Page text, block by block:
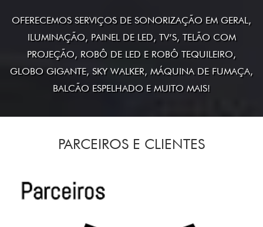
OFERECEMOS SERVIÇOS DE SONORIZAÇÃO EM GERAL,
ILUMINAÇÃO, PAINEL DE LED, TV’S, TELÃO COM
PROJEÇÃO, ROBÔ DE LED E ROBÔ TEQUILEIRO,
GLOBO GIGANTE, SKY WALKER, MÁQUINA DE FUMAÇA,
BALCÃO ESPELHADO E MUITO MAIS!
PARCEIROS E CLIENTES